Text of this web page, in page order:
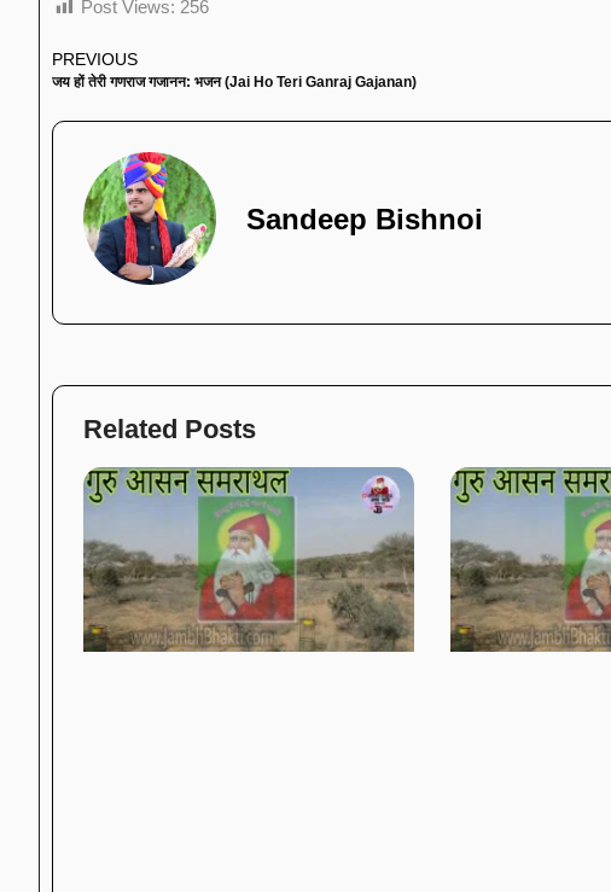
Post Views: 256
PREVIOUS
जय हों तेरी गणराज गजानन: भजन (Jai Ho Teri Ganraj Gajanan)
Sandeep Bishnoi
Related Posts